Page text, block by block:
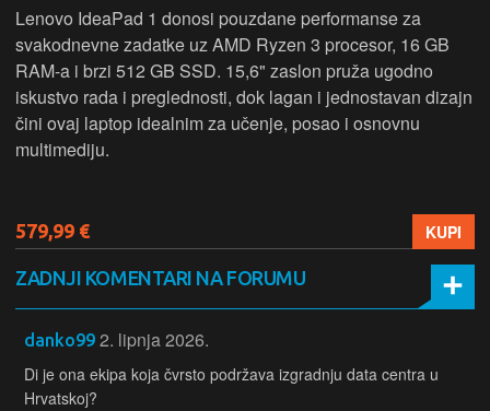
Lenovo IdeaPad 1 donosi pouzdane performanse za
svakodnevne zadatke uz AMD Ryzen 3 procesor, 16 GB
RAM-a i brzi 512 GB SSD. 15,6" zaslon pruža ugodno
iskustvo rada i preglednosti, dok lagan i jednostavan dizajn
čini ovaj laptop idealnim za učenje, posao i osnovnu
multimediju.
579,99 € KUPI
ZADNJI KOMENTARI NA FORUMU
danko99 2. lipnja 2026.
Di je ona ekipa koja čvrsto podržava izgradnju data centra u
Hrvatskoj?